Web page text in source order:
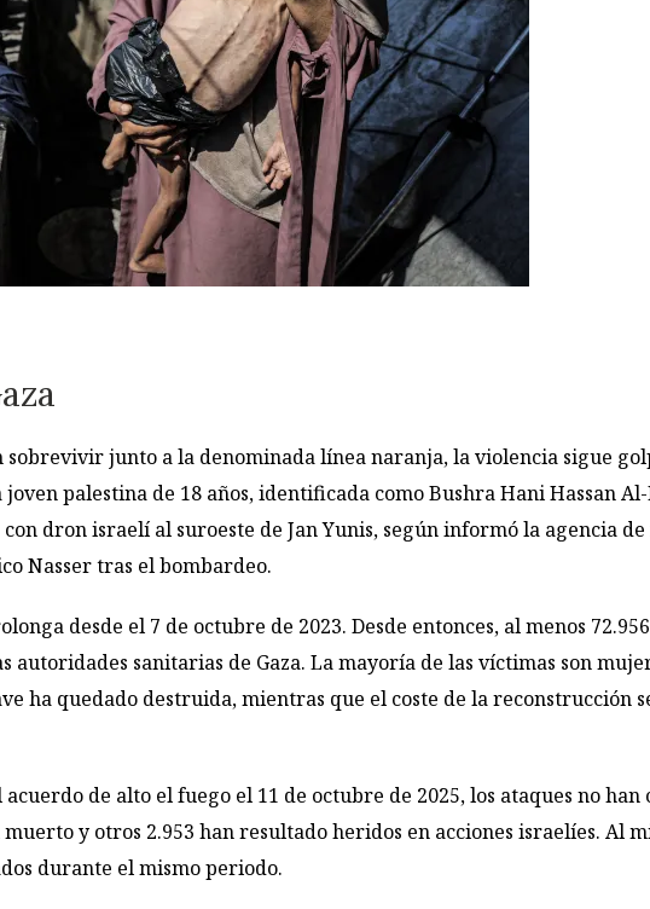
junto a la denominada línea naranja, la violencia sigue
palestina de 18 años, identificada como Bushra Hani Hassan
dron israelí al suroeste de Jan Yunis, según informó la agencia de
Nasser tras el bombardeo.
desde el 7 de octubre de 2023. Desde entonces, al menos
autoridades sanitarias de Gaza. La mayoría de las víctimas son
ha quedado destruida, mientras que el coste de la reconstrucción
de alto el fuego el 11 de octubre de 2025, los ataques no han
muerto y otros 2.953 han resultado heridos en acciones israelíes. Al
durante el mismo periodo.